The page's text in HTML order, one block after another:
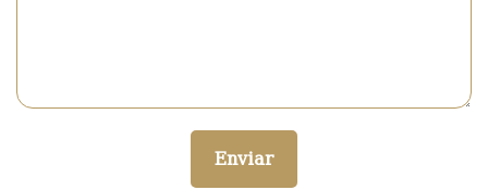
Enviar